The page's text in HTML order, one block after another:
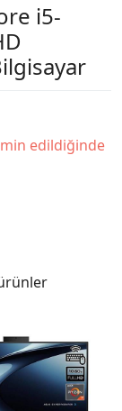
i5-
edildiğinde